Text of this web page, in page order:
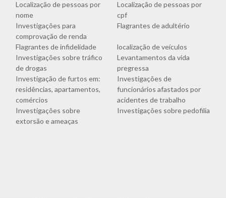
Localização de pessoas por
nome
Localização de pessoas por
cpf
Investigações para
comprovação de renda
Flagrantes de adultério
Flagrantes de infidelidade
localização de veículos
Investigações sobre tráfico
de drogas
Levantamentos da vida
pregressa
Investigação de furtos em:
residências, apartamentos,
comércios
Investigações de
funcionários afastados por
acidentes de trabalho
Investigações sobre
extorsão e ameaças
Investigações sobre pedofilia